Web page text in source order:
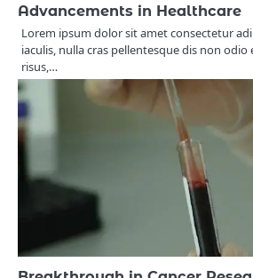
Advancements in Healthcare
Lorem ipsum dolor sit amet consectetur
iaculis, nulla cras pellentesque dis non odio
risus,…